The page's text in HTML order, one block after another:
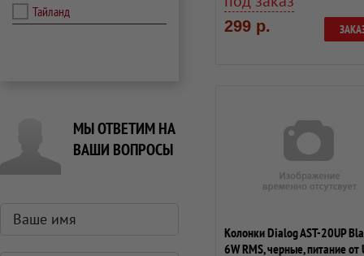
Тайланд
МЫ ОТВЕТИМ НА
ВАШИ ВОПРОСЫ
299 р.
Колонки Dialog AST-20UP
6W RMS, черные, питание от